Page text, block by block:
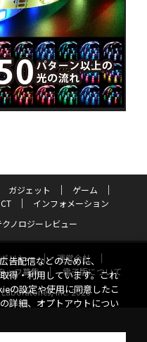
ガジェット
ゲーム
インフォメーション
クノロジーレビュー
リシー
運営会社
ッフ募集
電子版について
Laboratories, Inc. 2026
告配信などのために、
得・利用しています。これ
の設定や使用に同意したこ
詳細、オプトアウトについ